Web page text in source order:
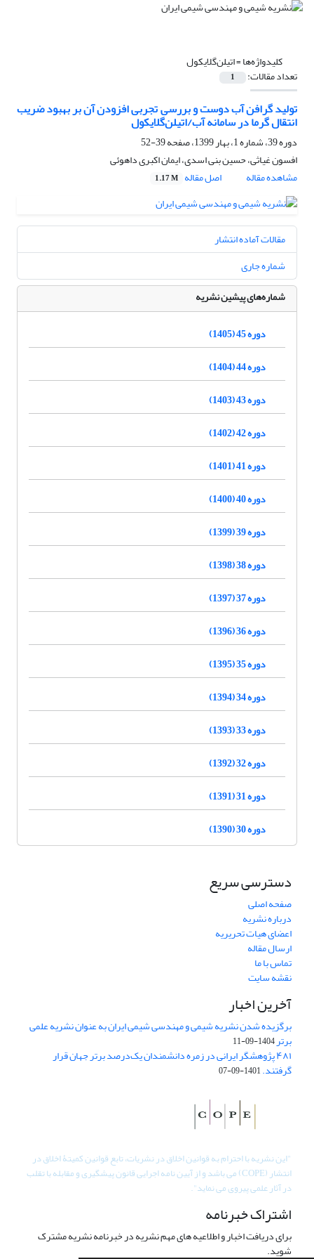
کلیدواژه‌ها =اتیلن‌گلایکول
تعداد مقالات: 1
تولید گرافن آب دوست و بررسی تجربی افزودن آن بر بهبود ضریب
انتقال گرما در سامانه آب/اتیلن‌گلایکول
دوره 39، شماره 1، بهار 1399، صفحه
39-52
افسون غیاثی، حسین بنی اسدی، ایمان اکبری داهوئی
مشاهده مقاله
اصل مقاله 1.17 M
مقالات آماده انتشار
شماره جاری
شماره‌های پیشین نشریه
دوره 45 (1405)
دوره 44 (1404)
دوره 43 (1403)
دوره 42 (1402)
دوره 41 (1401)
دوره 40 (1400)
دوره 39 (1399)
دوره 38 (1398)
دوره 37 (1397)
دوره 36 (1396)
دوره 35 (1395)
دوره 34 (1394)
دوره 33 (1393)
دوره 32 (1392)
دوره 31 (1391)
دوره 30 (1390)
دسترسی سریع
صفحه اصلی
درباره نشریه
اعضای هیات تحریریه
ارسال مقاله
تماس با ما
نقشه سایت
آخرین اخبار
برگزیده شدن نشریه شیمی و مهندسی شیمی ایران به عنوان نشریه علمی
برتر1404-09-11
۴۸۱ پژوهشگر ایرانی در زمره دانشمندان یک‌درصد برتر جهان قرار
گرفتند.1401-09-07
"این نشریه با احترام به قوانین اخلاق در نشریات، تابع قوانین کمیتۀ اخلاق در
انتشار (COPE) می باشد و از آیین نامه اجرایی قانون پیشگیری و مقابله با تقلب
در آثار علمی پیروی می نماید".
اشتراک خبرنامه
برای دریافت اخبار و اطلاعیه های مهم نشریه در خبرنامه نشریه مشترک
شوید.